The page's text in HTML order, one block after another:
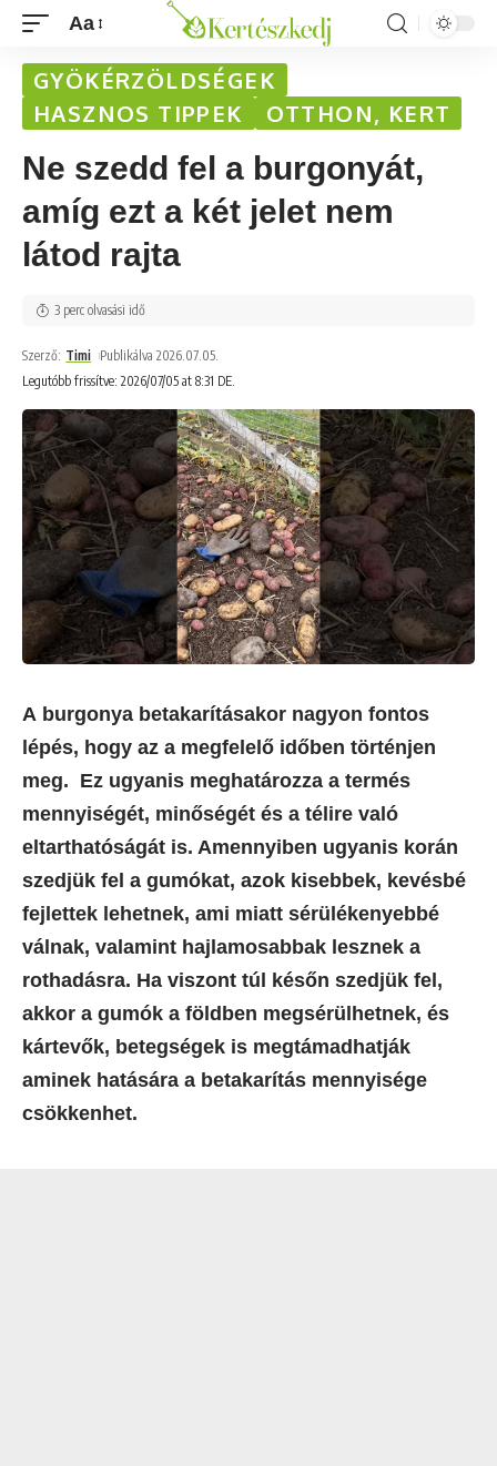
Aa
GYÖKÉRZÖLDSÉGEK
HASZNOS TIPPEK
OTTHON, KERT
Ne szedd fel a burgonyát,
amíg ezt a két jelet nem
látod rajta
Legutóbb frissítve: 2026/07/05 at 8:31 DE.
Szerző: Timi Publikálva 2026.07.05.
3 perc olvasási idő
A burgonya betakarításakor nagyon fontos
lépés, hogy az a megfelelő időben történjen
meg. Ez ugyanis meghatározza a termés
mennyiségét, minőségét és a télire való
eltarthatóságát is. Amennyiben ugyanis korán
szedjük fel a gumókat, azok kisebbek, kevésbé
fejlettek lehetnek, ami miatt sérülékenyebbé
válnak, valamint hajlamosabbak lesznek a
rothadásra. Ha viszont túl későn szedjük fel,
akkor a gumók a földben megsérülhetnek, és
kártevők, betegségek is megtámadhatják
aminek hatására a betakarítás mennyisége
csökkenhet.